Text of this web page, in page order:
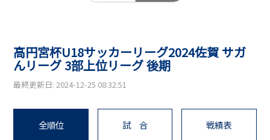
高円宮杯U18サッカーリーグ2024佐賀 サガ
んリーグ 3部上位リーグ 後期
最終更新日: 2024-12-25 08:32:51
全順位 試 合 戦績表